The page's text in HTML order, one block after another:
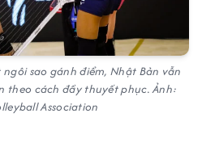
sao gánh điểm, Nhật Bản vẫn
theo cách đầy thuyết phục. Ảnh:
Association